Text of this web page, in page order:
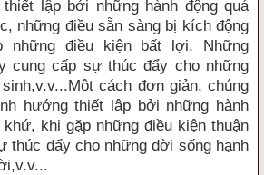
lập bởi những hành động quá
những điều sẵn sàng bị kích động
những điều kiện bất lợi. Những
cung cấp sự thúc đẩy cho những
cách đơn giản, chúng
hướng thiết lập bởi những hành
khi gặp những điều kiện thuận
thúc đẩy cho những đời sống hạnh